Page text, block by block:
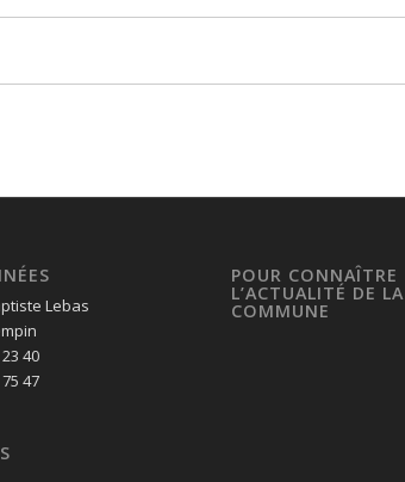
Lebas
40
47
POUR CONNAÎTRE
L’ACTUALITÉ DE LA
COMMUNE